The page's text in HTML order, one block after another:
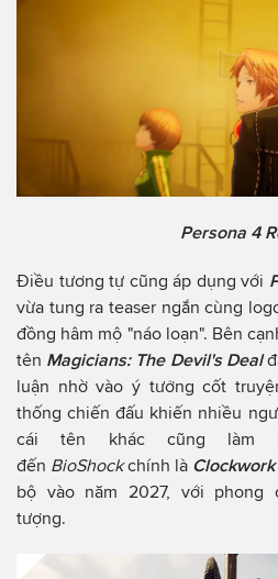
Persona 4
Điều tương tự cũng áp dụng với
vừa tung ra teaser ngắn cùng
đồng hâm mộ "náo loạn". Bên
tên Magicians: The Devil's Deal
luận nhờ vào ý tưởng cốt
thống chiến đấu khiến nhiều
cái tên khác cũng làm
đến BioShockchính là
bộ vào năm 2027, với phong
tượng.